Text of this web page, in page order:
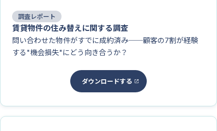
調査レポート
賃貸物件の住み替えに関する調査
問い合わせた物件がすでに成約済み──顧客の7割が経験
する"機会損失"にどう向き合うか？
ダウンロードする